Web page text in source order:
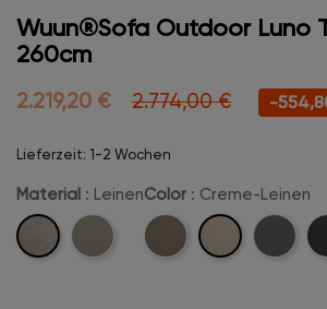
Wuun®Sofa Outdoor Luno
260cm
2.219,20 € 2.774,00 € -
Lieferzeit: 1-2 Wochen
Material : Leinen
Leinen
Marine-
Color : Creme-Leinen
Beige-
Creme-
Leinen
Kreige-